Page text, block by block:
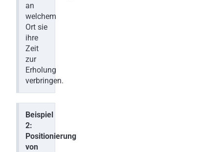
an
welchem
Ort sie
ihre
Zeit
zur
Erholung
verbringen.
Beispiel
2:
Positionierung
von